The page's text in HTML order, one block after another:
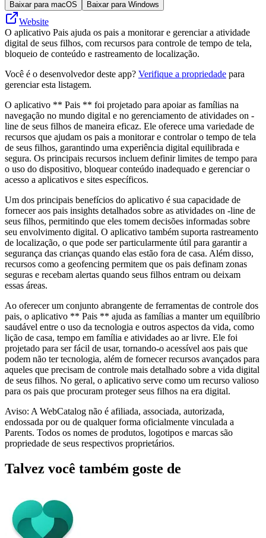
Baixar para macOS Baixar para Windows
Website
O aplicativo Pais ajuda os pais a monitorar e gerenciar a atividade
digital de seus filhos, com recursos para controle de tempo de tela,
bloqueio de conteúdo e rastreamento de localização.
Você é o desenvolvedor deste app? Verifique a propriedade para
gerenciar esta listagem.
O aplicativo ** Pais ** foi projetado para apoiar as famílias na
navegação no mundo digital e no gerenciamento de atividades on -
line de seus filhos de maneira eficaz. Ele oferece uma variedade de
recursos que ajudam os pais a monitorar e controlar o tempo de tela
de seus filhos, garantindo uma experiência digital equilibrada e
segura. Os principais recursos incluem definir limites de tempo para
o uso do dispositivo, bloquear conteúdo inadequado e gerenciar o
acesso a aplicativos e sites específicos.
Um dos principais benefícios do aplicativo é sua capacidade de
fornecer aos pais insights detalhados sobre as atividades on -line de
seus filhos, permitindo que eles tomem decisões informadas sobre
seu envolvimento digital. O aplicativo também suporta rastreamento
de localização, o que pode ser particularmente útil para garantir a
segurança das crianças quando elas estão fora de casa. Além disso,
recursos como a geofencing permitem que os pais definam zonas
seguras e recebam alertas quando seus filhos entram ou deixam
essas áreas.
Ao oferecer um conjunto abrangente de ferramentas de controle dos
pais, o aplicativo ** Pais ** ajuda as famílias a manter um equilíbrio
saudável entre o uso da tecnologia e outros aspectos da vida, como
lição de casa, tempo em família e atividades ao ar livre. Ele foi
projetado para ser fácil de usar, tornando-o acessível aos pais que
podem não ter tecnologia, além de fornecer recursos avançados para
aqueles que precisam de controle mais detalhado sobre a vida digital
de seus filhos. No geral, o aplicativo serve como um recurso valioso
para os pais que procuram proteger seus filhos na era digital.
Aviso: A WebCatalog não é afiliada, associada, autorizada,
endossada por ou de qualquer forma oficialmente vinculada a
Parents. Todos os nomes de produtos, logotipos e marcas são
propriedade de seus respectivos proprietários.
Talvez você também goste de